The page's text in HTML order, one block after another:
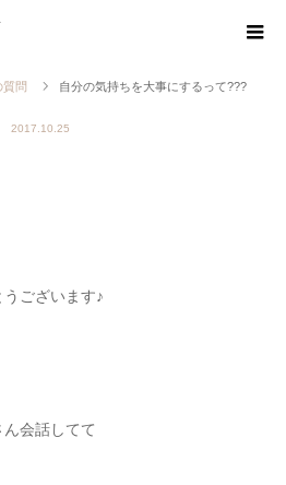
質問 自分の気持ちを大事にするって???
2017.10.25
ございます♪
会話してて